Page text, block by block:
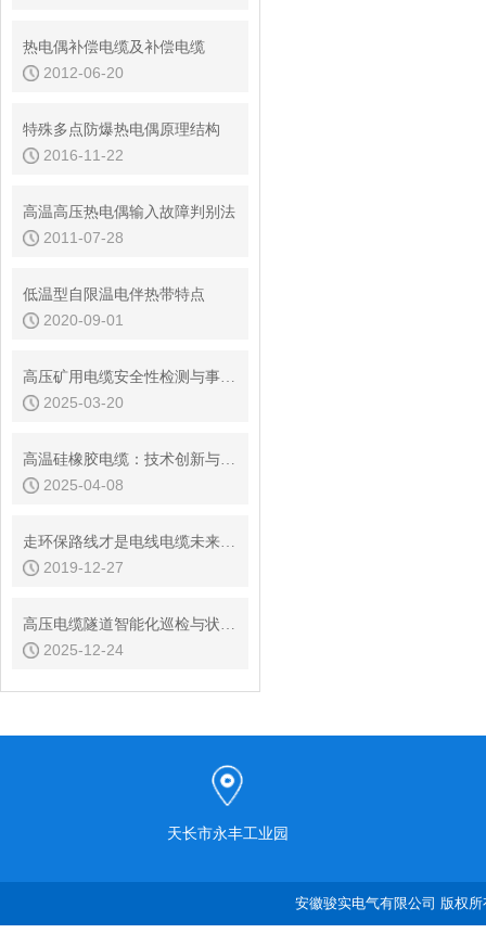
热电偶补偿电缆及补偿电缆
2012-06-20
特殊多点防爆热电偶原理结构
2016-11-22
高温高压热电偶输入故障判别法
2011-07-28
低温型自限温电伴热带特点
2020-09-01
高压矿用电缆安全性检测与事故预防对策
2025-03-20
高温硅橡胶电缆：技术创新与行业发展
2025-04-08
走环保路线才是电线电缆未来发展出路
2019-12-27
高压电缆隧道智能化巡检与状态检修策略优化
2025-12-24
天长市永丰工业园
安徽骏实电气有限公司 版权